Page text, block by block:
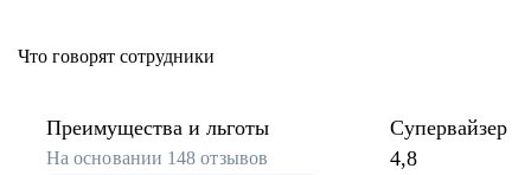
Что говорят сотрудники
Преимущества и льготы
На основании 148 отзывов
Супервайзер
4,8